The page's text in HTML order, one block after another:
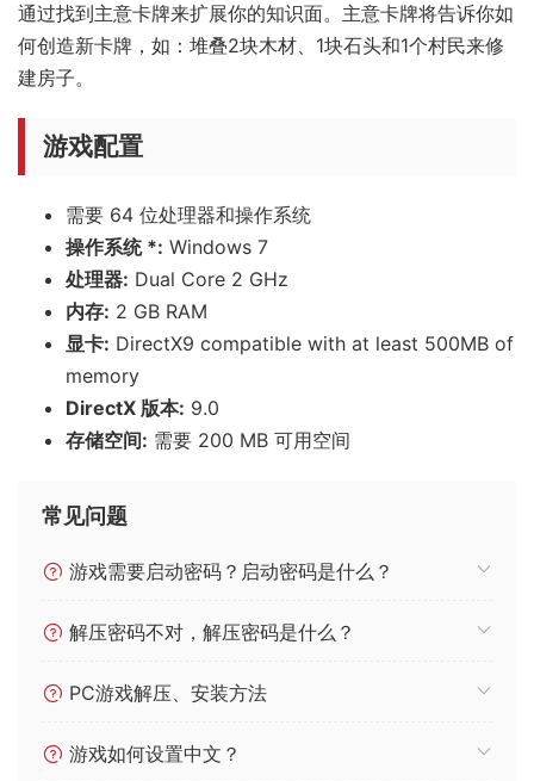
通过找到主意卡牌来扩展你的知识面。主意卡牌将告诉你如
何创造新卡牌，如：堆叠2块木材、1块石头和1个村民来修
建房子。
游戏配置
需要 64 位处理器和操作系统
操作系统 *: Windows 7
处理器: Dual Core 2 GHz
内存: 2 GB RAM
显卡: DirectX9 compatible with at least 500MB of
memory
DirectX 版本: 9.0
存储空间: 需要 200 MB 可用空间
常见问题
游戏需要启动密码？启动密码是什么？
解压密码不对，解压密码是什么？
PC游戏解压、安装方法
游戏如何设置中文？